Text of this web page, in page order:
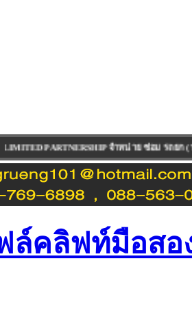
จำหน่าย ซ่อม รถยก ( ฟอร์คลิฟท์ ) ทุกรุ่น ทุกยี่
ล์คลิฟท์มือสอ